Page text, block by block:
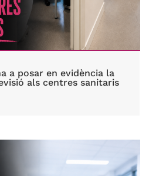
a posar en evidència la
als centres sanitaris